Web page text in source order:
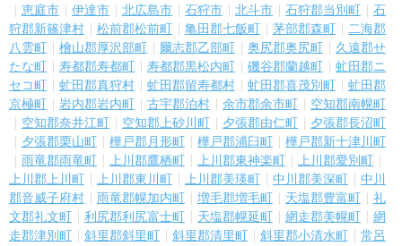
恵庭市
伊達市 北広島市 石狩市 北斗市 石狩郡当別町
石
狩郡新篠津村
松前郡松前町 亀田郡七飯町 茅部郡森町
二海郡
八雲町
檜山郡厚沢部町 爾志郡乙部町 奥尻郡奥尻町
久遠郡せ
たな町
寿都郡寿都町 寿都郡黒松内町 磯谷郡蘭越町
虻田郡ニ
セコ町
虻田郡真狩村 虻田郡留寿都村 虻田郡喜茂別町
虻田郡
京極町
岩内郡岩内町 古宇郡泊村 余市郡余市町
空知郡南幌町
空知郡奈井江町
空知郡上砂川町 夕張郡由仁町
夕張郡長沼町
夕張郡栗山町
樺戸郡月形町 樺戸郡浦臼町
樺戸郡新十津川町
雨竜郡雨竜町
上川郡鷹栖町 上川郡東神楽町
上川郡愛別町
上川郡上川町
上川郡東川町 上川郡美瑛町 中川郡美深町
中川
郡音威子府村
雨竜郡幌加内町 増毛郡増毛町 天塩郡豊富町
礼
文郡礼文町
利尻郡利尻富士町 天塩郡幌延町 網走郡美幌町
網
走郡津別町
斜里郡斜里町 斜里郡清里町 斜里郡小清水町
常呂